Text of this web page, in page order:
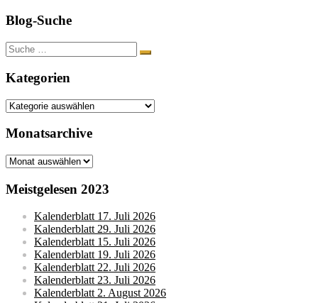
Blog-Suche
Suche
nach:
Kategorien
Kategorien
Monatsarchive
Monatsarchive
Meistgelesen 2023
Kalenderblatt 17. Juli 2026
Kalenderblatt 29. Juli 2026
Kalenderblatt 15. Juli 2026
Kalenderblatt 19. Juli 2026
Kalenderblatt 22. Juli 2026
Kalenderblatt 23. Juli 2026
Kalenderblatt 2. August 2026